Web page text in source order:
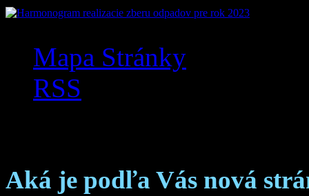
Mapa Stránky
RSS
Aká je podľa Vás nová